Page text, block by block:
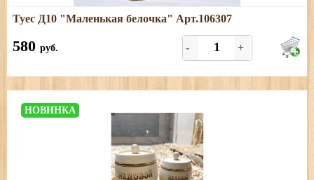
Подробнее
Размеры: диаметр - 10,5 см; высота (с хватком) - 20 см,
объём - 1 л.
Туес Д10 "Маленькая белочка" Арт.106307
580 руб. - +
НОВИНКА